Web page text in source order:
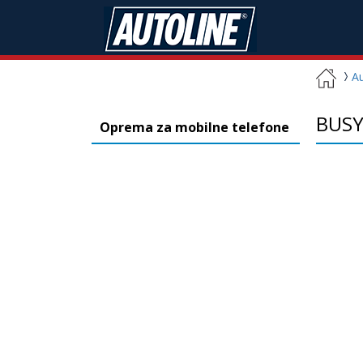
Oprema za mobilne telefone